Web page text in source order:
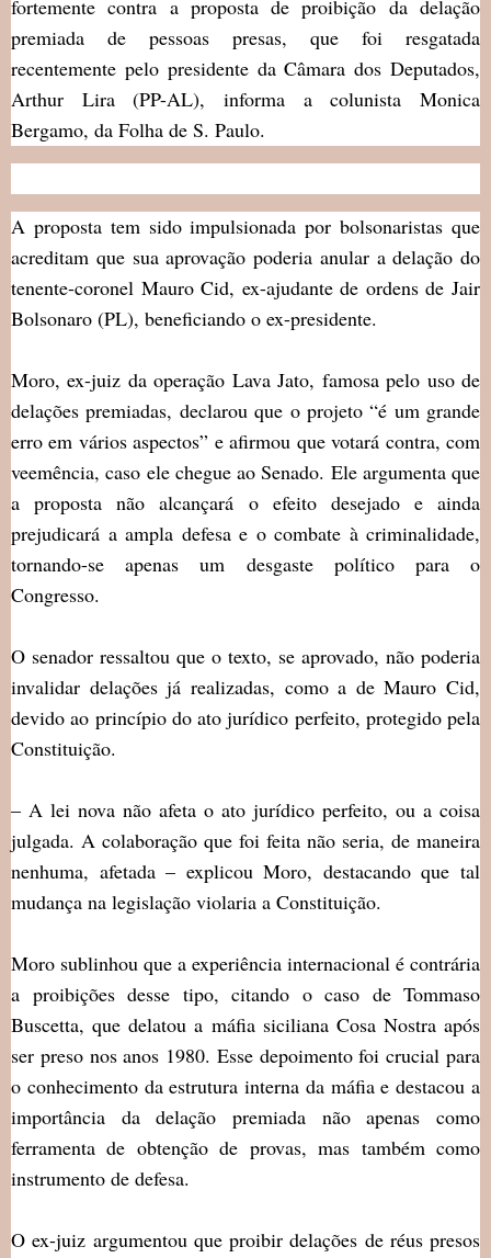
fortemente contra a proposta de proibição da delação
premiada de pessoas presas, que foi resgatada
recentemente pelo presidente da Câmara dos Deputados,
Arthur Lira (PP-AL), informa a colunista Monica
Bergamo, da Folha de S. Paulo.
A proposta tem sido impulsionada por bolsonaristas que
acreditam que sua aprovação poderia anular a delação do
tenente-coronel Mauro Cid, ex-ajudante de ordens de Jair
Bolsonaro (PL), beneficiando o ex-presidente.
Moro, ex-juiz da operação Lava Jato, famosa pelo uso de
delações premiadas, declarou que o projeto “é um grande
erro em vários aspectos” e afirmou que votará contra, com
veemência, caso ele chegue ao Senado. Ele argumenta que
a proposta não alcançará o efeito desejado e ainda
prejudicará a ampla defesa e o combate à criminalidade,
tornando-se apenas um desgaste político para o
Congresso.
O senador ressaltou que o texto, se aprovado, não poderia
invalidar delações já realizadas, como a de Mauro Cid,
devido ao princípio do ato jurídico perfeito, protegido pela
Constituição.
– A lei nova não afeta o ato jurídico perfeito, ou a coisa
julgada. A colaboração que foi feita não seria, de maneira
nenhuma, afetada – explicou Moro, destacando que tal
mudança na legislação violaria a Constituição.
Moro sublinhou que a experiência internacional é contrária
a proibições desse tipo, citando o caso de Tommaso
Buscetta, que delatou a máfia siciliana Cosa Nostra após
ser preso nos anos 1980. Esse depoimento foi crucial para
o conhecimento da estrutura interna da máfia e destacou a
importância da delação premiada não apenas como
ferramenta de obtenção de provas, mas também como
instrumento de defesa.
O ex-juiz argumentou que proibir delações de réus presos